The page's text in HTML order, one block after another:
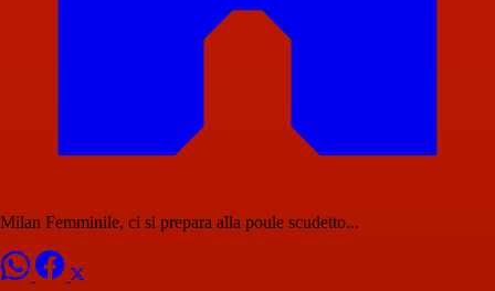
Milan Femminile, ci si prepara alla poule scudetto...